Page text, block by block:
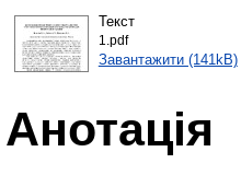
Текст
1.pdf
Завантажити (141kB)|
Анотація